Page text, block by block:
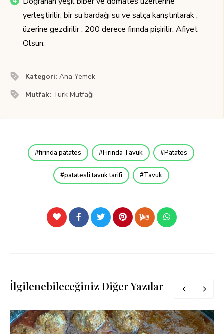
yerleştirilir, bir su bardağı su ve salça karıştırılarak ,
üzerine gezdirilir . 200 derece fırında pişirilir. Afiyet
Olsun.
Kategori:Ana Yemek
Mutfak: Türk Mutfağı
fırında patates Fırında Tavuk Patates
patatesli tavuk tarifi Tavuk
İlgilenebileceğiniz Diğer Yazılar